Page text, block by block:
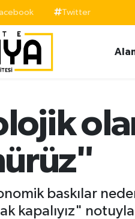
Twitter
baskılar
kapalıyız"